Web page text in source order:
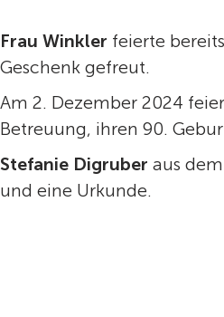
Frau Winkler feierte
Geschenk gefreut.
Am 2. Dezember 2024
Betreuung, ihren 90.
Stefanie Digruber aus
und eine Urkunde.